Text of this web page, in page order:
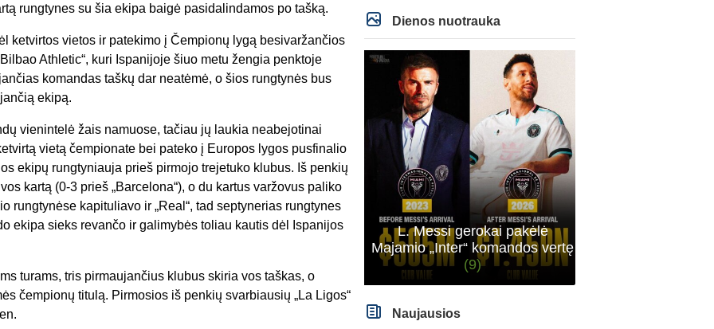
rungtynes su šia ekipa baigė pasidalindamos po tašką.
ketvirtos vietos ir patekimo į Čempionų lygą besivaržančios
Athletic“, kuri Ispanijoje šiuo metu žengia penktoje
komandas taškų dar neatėmė, o šios rungtynės bus
ekipą.
vienintelė žais namuose, tačiau jų laukia neabejotinai
vietą čempionate bei pateko į Europos lygos pusfinalio
ekipų rungtyniauja prieš pirmojo trejetuko klubus. Iš penkių
kartą (0-3 prieš „Barcelona“), o du kartus varžovus paliko
rungtynėse kapituliavo ir „Real“, tad septynerias rungtynes
ekipa sieks revančo ir galimybės toliau kautis dėl Ispanijos
turams, tris pirmaujančius klubus skiria vos taškas, o
čempionų titulą. Pirmosios iš penkių svarbiausių „La Ligos“
Dienos nuotrauka
L. Messi gerokai pakėlė
Majamio „Inter“ komandos vertę
(9)
Naujausios